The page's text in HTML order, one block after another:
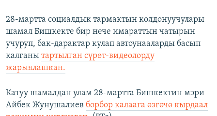
28-мартта социалдык тармактын колдонуучулары
шамал Бишкекте бир нече имараттын чатырын
учуруп, бак-дарактар кулап автоунааларды басып
калганы тартылган сүрөт-видеолорду
жарыялашкан.
Катуу шамалдан улам 28-мартта Бишкектин мэри
Айбек Жунушалиев борбор калаага өзгөчө кырдаал